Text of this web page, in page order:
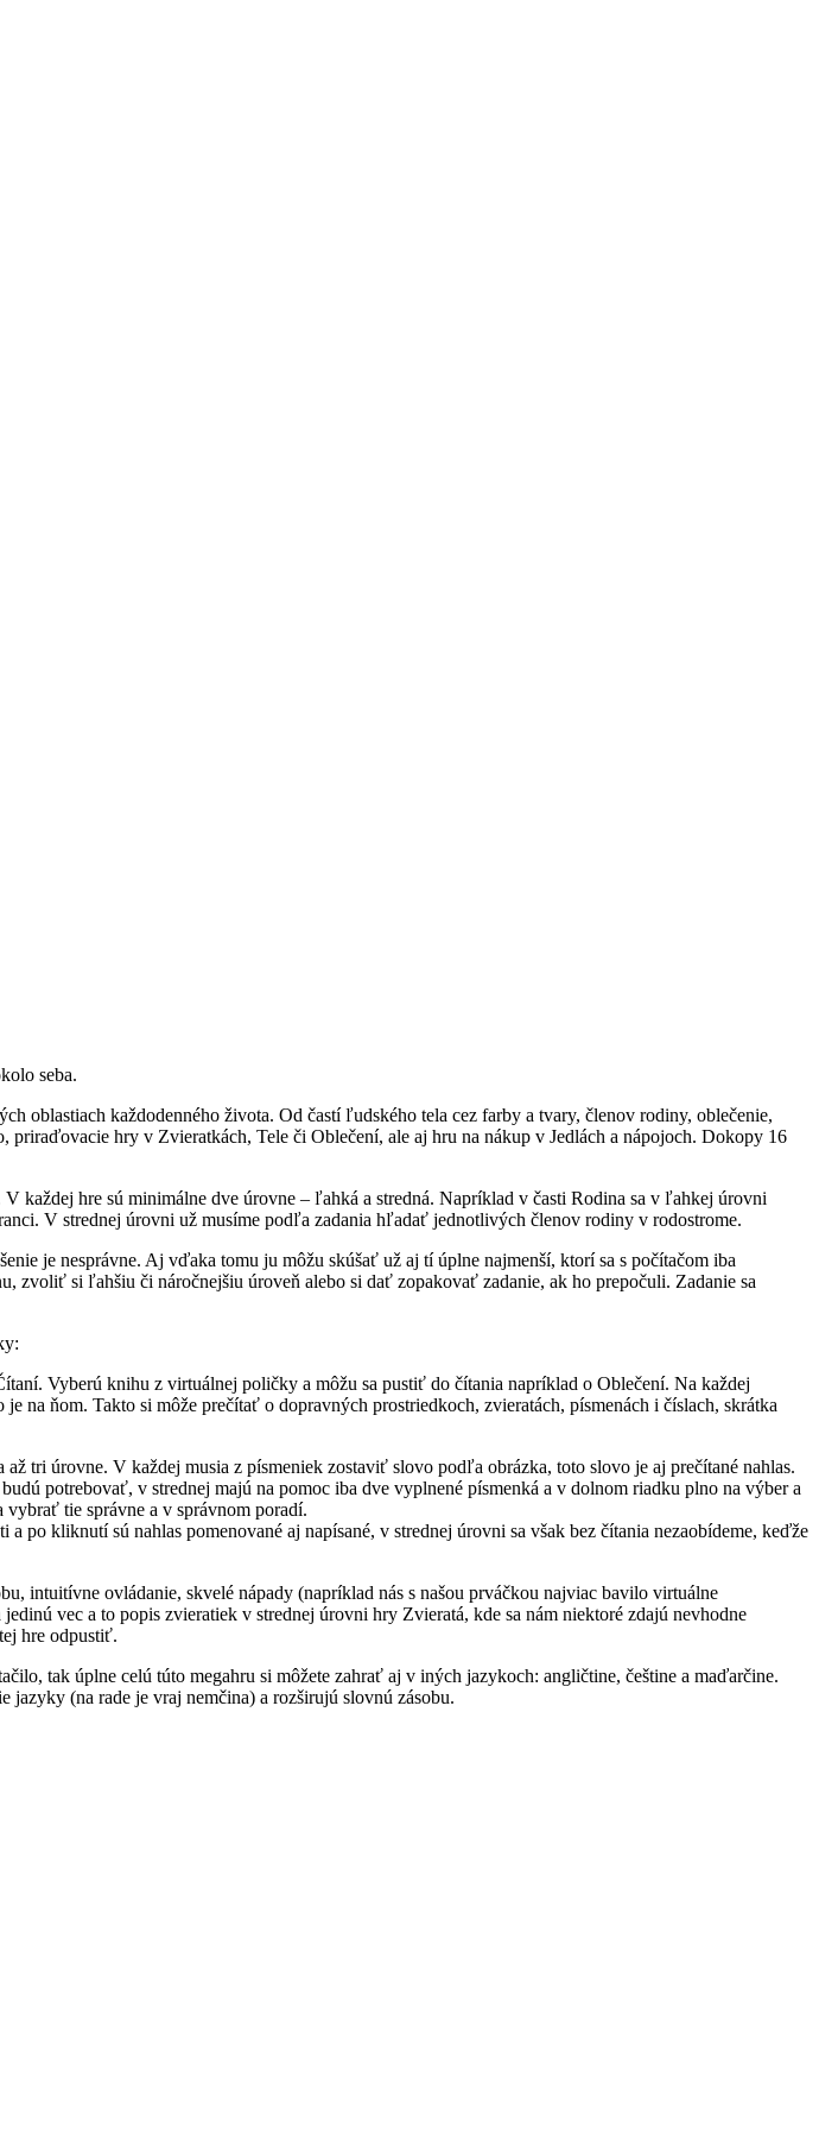
seba.
oblastiach každodenného života. Od častí ľudského tela cez farby a tvary, členov rodiny, oblečenie,
priraďovacie hry v Zvieratkách, Tele či Oblečení, ale aj hru na nákup v Jedlách a nápojoch. Dokopy 16
každej hre sú minimálne dve úrovne – ľahká a stredná. Napríklad v časti Rodina sa v ľahkej úrovni
V strednej úrovni už musíme podľa zadania hľadať jednotlivých členov rodiny v rodostrome.
je nesprávne. Aj vďaka tomu ju môžu skúšať už aj tí úplne najmenší, ktorí sa s počítačom iba
si ľahšiu či náročnejšiu úroveň alebo si dať zopakovať zadanie, ak ho prepočuli. Zadanie sa
Vyberú knihu z virtuálnej poličky a môžu sa pustiť do čítania napríklad o Oblečení. Na každej
ňom. Takto si môže prečítať o dopravných prostriedkoch, zvieratách, písmenách i číslach, skrátka
tri úrovne. V každej musia z písmeniek zostaviť slovo podľa obrázka, toto slovo je aj prečítané nahlas.
potrebovať, v strednej majú na pomoc iba dve vyplnené písmenká a v dolnom riadku plno na výber a
tie správne a v správnom poradí.
kliknutí sú nahlas pomenované aj napísané, v strednej úrovni sa však bez čítania nezaobídeme, keďže
intuitívne ovládanie, skvelé nápady (napríklad nás s našou prváčkou najviac bavilo virtuálne
vec a to popis zvieratiek v strednej úrovni hry Zvieratá, kde sa nám niektoré zdajú nevhodne
hre odpustiť.
tak úplne celú túto megahru si môžete zahrať aj v iných jazykoch: angličtine, češtine a maďarčine.
(na rade je vraj nemčina) a rozširujú slovnú zásobu.